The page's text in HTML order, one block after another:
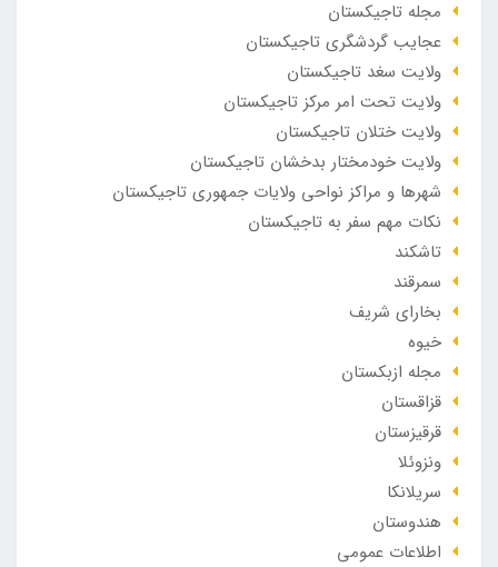
مجله تاجیکستان
عجایب گردشگری تاجیکستان
ولایت سغد تاجیکستان
ولایت تحت امر مرکز تاجیکستان
ولایت ختلان تاجیکستان
ولایت خودمختار بدخشان تاجیکستان
شهرها و مراکز نواحی ولایات جمهوری تاجیکستان
نکات مهم سفر به تاجیکستان
تاشکند
سمرقند
بخارای شریف
خیوه
مجله ازبکستان
قزاقستان
قرقیزستان
ونزوئلا
سریلانکا
هندوستان
اطلاعات عمومی